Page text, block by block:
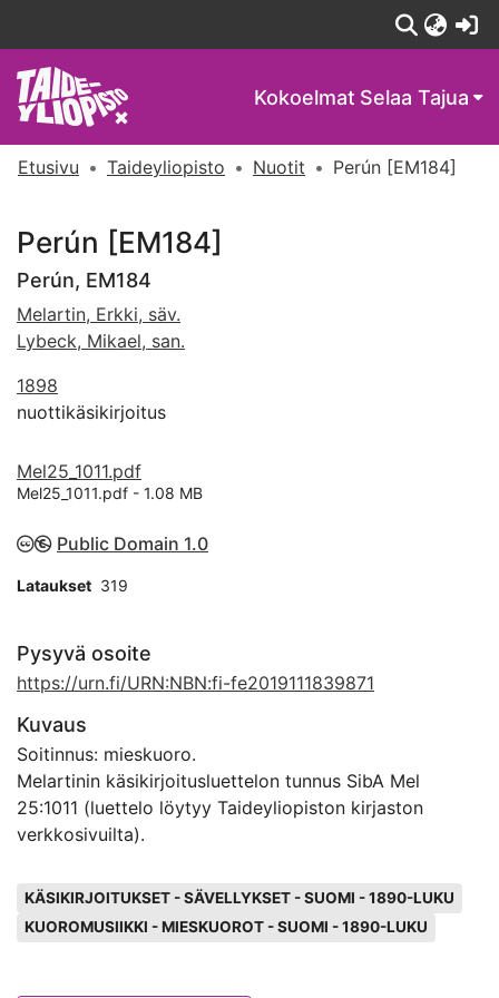
Kokoelmat Selaa Tajua
Etusivu Taideyliopisto Nuotit Perún [EM184]
Perún [EM184]
Perún, EM184
Melartin, Erkki, säv.
Lybeck, Mikael, san.
1898
nuottikäsikirjoitus
Mel25_1011.pdf
Mel25_1011.pdf - 1.08 MB
Public Domain 1.0
Lataukset 319
Pysyvä osoite
https://urn.fi/URN:NBN:fi-fe2019111839871
Kuvaus
Soitinnus: mieskuoro.
Melartinin käsikirjoitusluettelon tunnus SibA Mel
25:1011 (luettelo löytyy Taideyliopiston kirjaston
verkkosivuilta).
Avainsanat
KÄSIKIRJOITUKSET - SÄVELLYKSET - SUOMI - 1890-LUKU
KUOROMUSIIKKI - MIESKUOROT - SUOMI - 1890-LUKU